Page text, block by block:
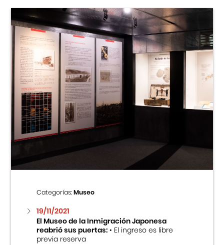
Categorías:Museo
19/11/2021
El Museo de la Inmigración Japonesa
reabrió sus puertas:• El ingreso es libre
previa reserva